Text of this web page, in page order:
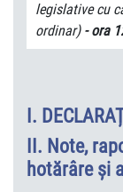
legislative cu
ordinar) - ora
I.
II. Note,
hotărâre şi